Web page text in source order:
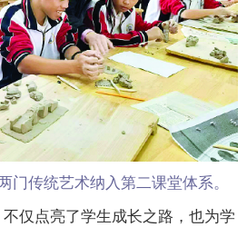
门传统艺术纳入第二课堂体系。
点亮了学生成长之路，也为学